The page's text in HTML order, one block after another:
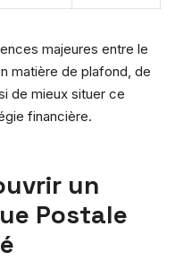
majeures entre le
matière de plafond, de
de mieux situer ce
financière.
un
Postale